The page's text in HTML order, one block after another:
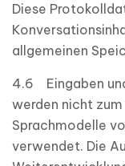
Diese
allgemeinen
4.6 Eingaben
werden nicht
Sprachmodelle
verwendet. Die